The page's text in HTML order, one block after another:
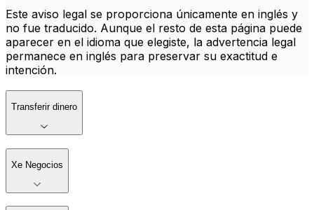
Este aviso legal se proporciona únicamente en inglés y
no fue traducido. Aunque el resto de esta página puede
aparecer en el idioma que elegiste, la advertencia legal
permanece en inglés para preservar su exactitud e
intención.
Transferir dinero
Xe Negocios